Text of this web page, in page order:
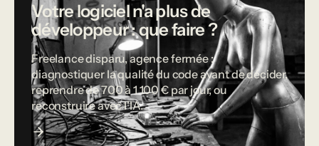
Votre logiciel n'a plus de
développeur : que faire ?
Freelance disparu, agence fermée :
diagnostiquer la qualité du code avant de décider,
reprendre de 700 à 1 100 € par jour, ou
reconstruire avec l'IA.